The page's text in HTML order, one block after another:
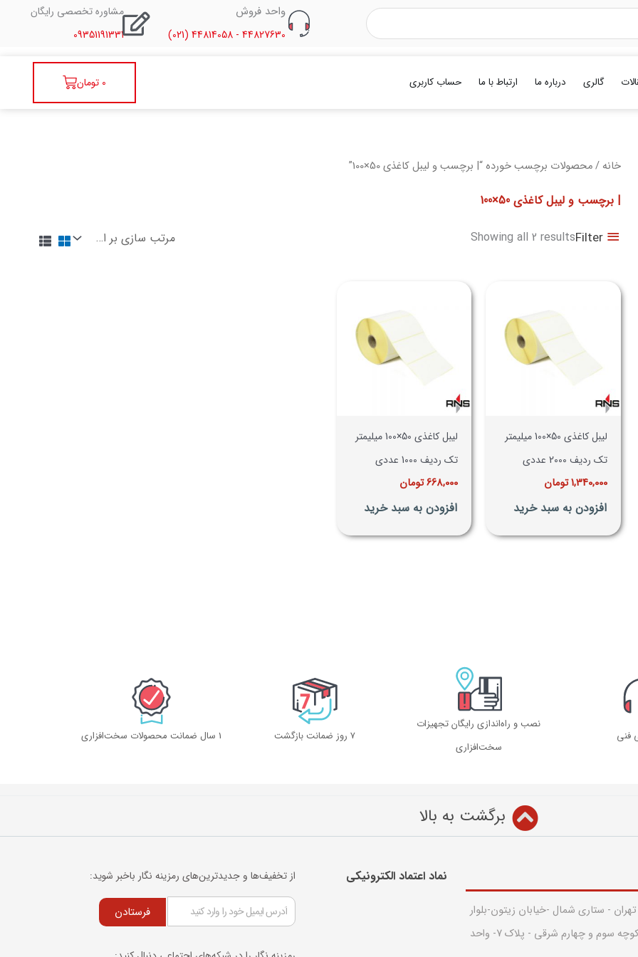
واحد فروش
44827630 - 44814058 (021)
مشاوره تخصصی رایگان
09351191331
گالری درباره ما ارتباط با ما حساب کاربری 0 تومانسبد
خرید
خانه / محصولات برچسب خورده “| برچسب و لیبل کاغذی 50×100”
| برچسب و لیبل کاغذی 50×100
Filter
Showing all 2 results
Sorted
by
لیبل کاغذی 50×100 میلیمتر
تک ردیف 2000 عددی
1,340,000تومان
افزودن به سبد خرید
لیبل کاغذی 50×100 میلیمتر
تک ردیف 1000 عددی
668,000تومان
افزودن به سبد خرید
فنی
نصب و راه‌اندازی رایگان تجهیزات
سخت‌افزاری
۷ روز ضمانت بازگشت 1 سال ضمانت محصولات سخت‌افزاری
برگشت به بالا
- ستاری شمال -خیابان زیتون-بلوار
قدس - بین کوچه سوم و چهارم شرقی - پلاک 7- واحد
نماد اعتماد الکترونیکی​ از تخفیف‌ها و جدیدترین‌های رمزینه نگار باخبر شوید:
فرستادن